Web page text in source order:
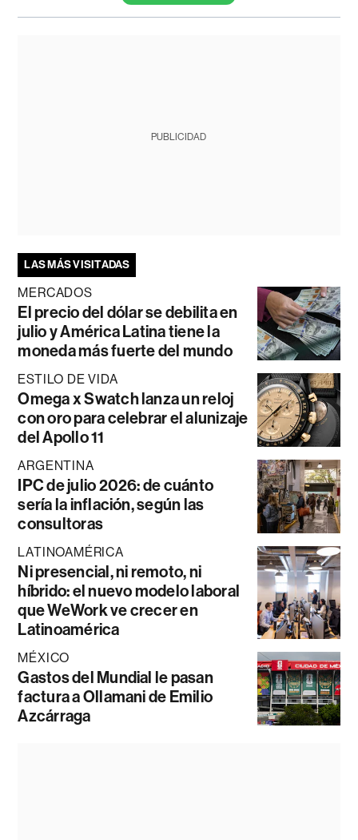
PUBLICIDAD
LAS MÁS VISITADAS
MERCADOS
El precio del dólar se debilita en
julio y América Latina tiene la
moneda más fuerte del mundo
ESTILO DE VIDA
Omega x Swatch lanza un reloj
con oro para celebrar el alunizaje
del Apollo 11
ARGENTINA
IPC de julio 2026: de cuánto
sería la inflación, según las
consultoras
LATINOAMÉRICA
Ni presencial, ni remoto, ni
híbrido: el nuevo modelo laboral
que WeWork ve crecer en
Latinoamérica
MÉXICO
Gastos del Mundial le pasan
factura a Ollamani de Emilio
Azcárraga